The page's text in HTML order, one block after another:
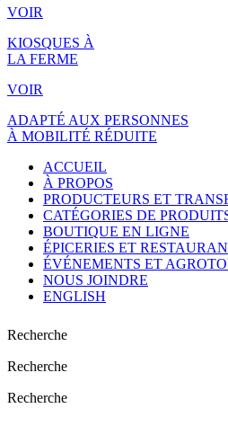
VOIR
KIOSQUES À
LA FERME
VOIR
ADAPTÉ AUX PERSONNES
À MOBILITÉ RÉDUITE
ACCUEIL
À PROPOS
PRODUCTEURS ET
CATÉGORIES DE
BOUTIQUE EN LIGNE
ÉPICERIES ET
ÉVÉNEMENTS ET
NOUS JOINDRE
ENGLISH
Recherche
Recherche
Recherche